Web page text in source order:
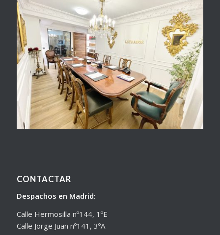
CONTACTAR
Despachos en Madrid:
Calle Hermosilla nº144, 1ºE
Calle Jorge Juan nº141, 3ºA